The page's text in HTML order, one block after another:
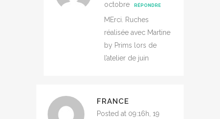
octobre
RÉPONDRE
MErci. Ruches
réalisée avec Martine
by Prims lors de
l’atelier de juin
FRANCE
Posted at 09:16h, 19